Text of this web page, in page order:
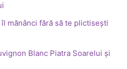
mănânci fără să te plictisești
Blanc Piatra Soarelui și